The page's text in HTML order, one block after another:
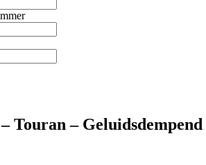
Touran – Geluidsdempend